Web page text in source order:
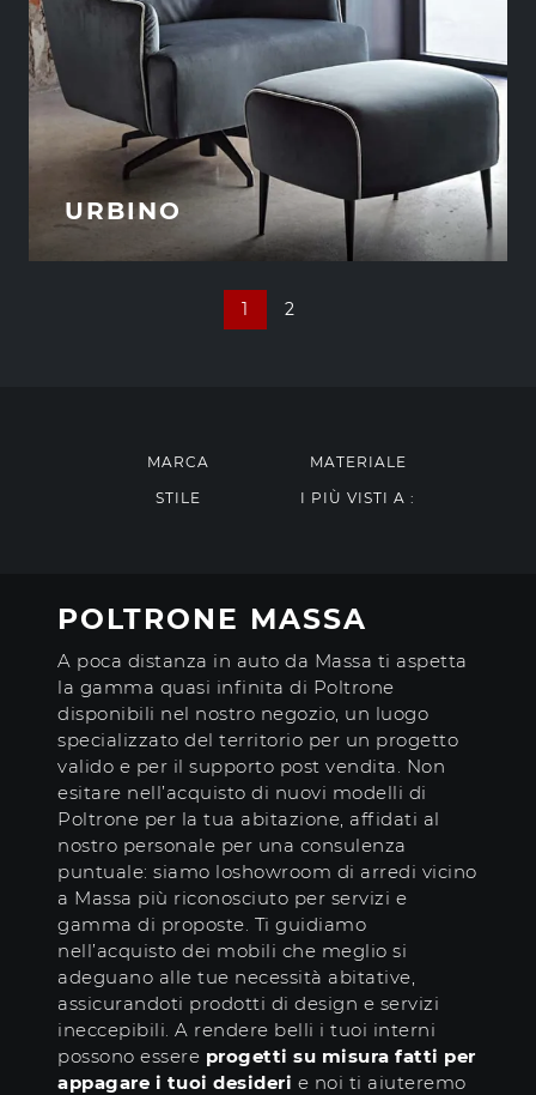
URBINO
1 2
MARCA
MATERIALE
STILE
I PIÙ VISTI A :
POLTRONE MASSA
A poca distanza in auto da Massa ti aspetta
la gamma quasi infinita di Poltrone
disponibili nel nostro negozio, un luogo
specializzato del territorio per un progetto
valido e per il supporto post vendita. Non
esitare nell’acquisto di nuovi modelli di
Poltrone per la tua abitazione, affidati al
nostro personale per una consulenza
puntuale: siamo loshowroom di arredi vicino
a Massa più riconosciuto per servizi e
gamma di proposte. Ti guidiamo
nell’acquisto dei mobili che meglio si
adeguano alle tue necessità abitative,
assicurandoti prodotti di design e servizi
ineccepibili. A rendere belli i tuoi interni
possono essere progetti su misura fatti per
appagare i tuoi desideri e noi ti aiuteremo